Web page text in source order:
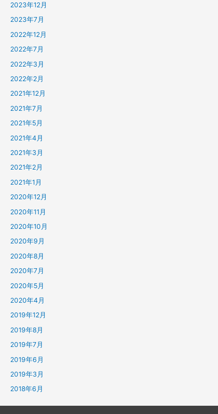
2023年12月
2023年7月
2022年12月
2022年7月
2022年3月
2022年2月
2021年12月
2021年7月
2021年5月
2021年4月
2021年3月
2021年2月
2021年1月
2020年12月
2020年11月
2020年10月
2020年9月
2020年8月
2020年7月
2020年5月
2020年4月
2019年12月
2019年8月
2019年7月
2019年6月
2019年3月
2018年6月